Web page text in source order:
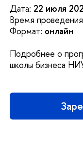
Дата: 22 июля
Время
Формат: онлайн
Подробнее о
школы бизнеса